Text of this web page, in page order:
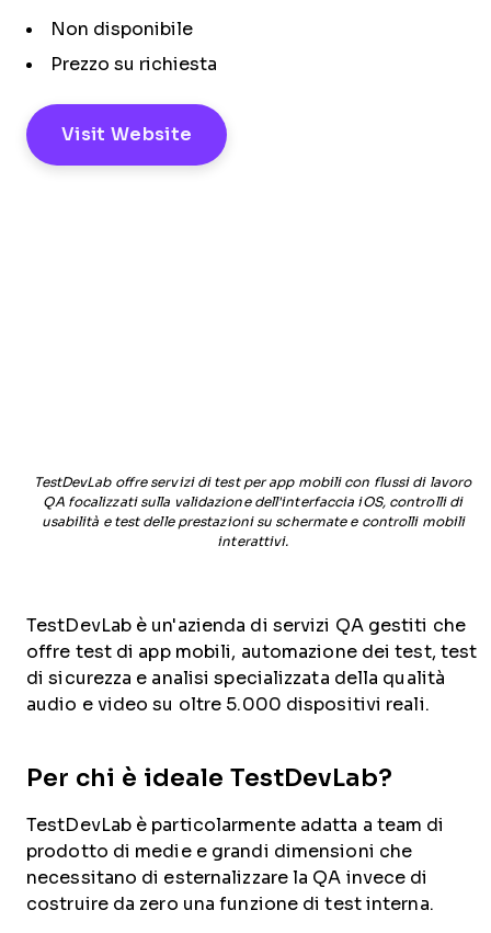
Non disponibile
Prezzo su richiesta
Visit Website
TestDevLab offre servizi di test per app mobili con flussi di lavoro
QA focalizzati sulla validazione dell'interfaccia iOS, controlli di
usabilità e test delle prestazioni su schermate e controlli mobili
interattivi.
TestDevLab è un'azienda di servizi QA gestiti che
offre test di app mobili, automazione dei test, test
di sicurezza e analisi specializzata della qualità
audio e video su oltre 5.000 dispositivi reali.
Per chi è ideale TestDevLab?
TestDevLab è particolarmente adatta a team di
prodotto di medie e grandi dimensioni che
necessitano di esternalizzare la QA invece di
costruire da zero una funzione di test interna.